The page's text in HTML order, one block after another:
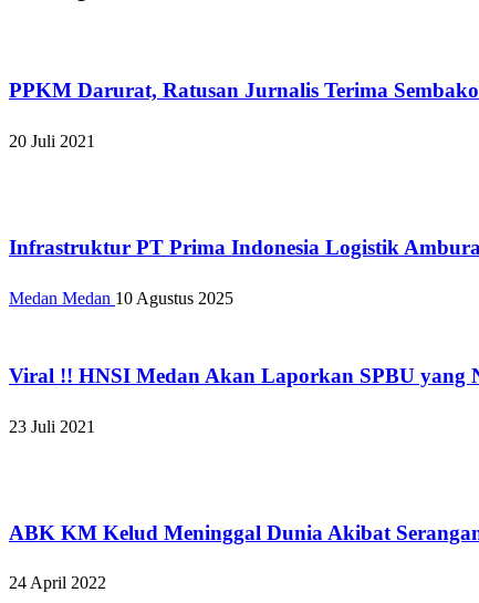
PPKM Darurat, Ratusan Jurnalis Terima
20 Juli 2021
Infrastruktur PT Prima Indonesia Logistik
Medan Medan 10 Agustus 2025
Viral !! HNSI Medan Akan Laporkan SPBU yang
23 Juli 2021
ABK KM Kelud Meninggal Dunia Akibat
24 April 2022